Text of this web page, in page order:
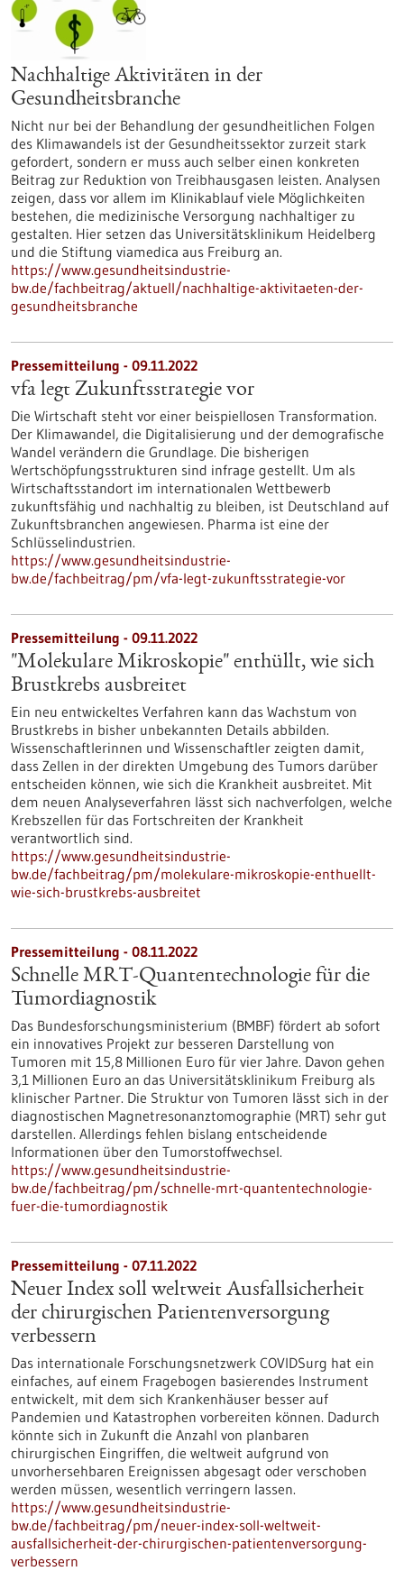
Nachhaltige Aktivitäten in der
Gesundheitsbranche
Nicht nur bei der Behandlung der gesundheitlichen Folgen
des Klimawandels ist der Gesundheitssektor zurzeit stark
gefordert, sondern er muss auch selber einen konkreten
Beitrag zur Reduktion von Treibhausgasen leisten. Analysen
zeigen, dass vor allem im Klinikablauf viele Möglichkeiten
bestehen, die medizinische Versorgung nachhaltiger zu
gestalten. Hier setzen das Universitätsklinikum Heidelberg
und die Stiftung viamedica aus Freiburg an.
https://www.gesundheitsindustrie-
bw.de/fachbeitrag/aktuell/nachhaltige-aktivitaeten-der-
gesundheitsbranche
Pressemitteilung - 09.11.2022
vfa legt Zukunftsstrategie vor
Die Wirtschaft steht vor einer beispiellosen Transformation.
Der Klimawandel, die Digitalisierung und der demografische
Wandel verändern die Grundlage. Die bisherigen
Wertschöpfungsstrukturen sind infrage gestellt. Um als
Wirtschaftsstandort im internationalen Wettbewerb
zukunftsfähig und nachhaltig zu bleiben, ist Deutschland auf
Zukunftsbranchen angewiesen. Pharma ist eine der
Schlüsselindustrien.
https://www.gesundheitsindustrie-
bw.de/fachbeitrag/pm/vfa-legt-zukunftsstrategie-vor
Pressemitteilung - 09.11.2022
"Molekulare Mikroskopie" enthüllt, wie sich
Brustkrebs ausbreitet
Ein neu entwickeltes Verfahren kann das Wachstum von
Brustkrebs in bisher unbekannten Details abbilden.
Wissenschaftlerinnen und Wissenschaftler zeigten damit,
dass Zellen in der direkten Umgebung des Tumors darüber
entscheiden können, wie sich die Krankheit ausbreitet. Mit
dem neuen Analyseverfahren lässt sich nachverfolgen, welche
Krebszellen für das Fortschreiten der Krankheit
verantwortlich sind.
https://www.gesundheitsindustrie-
bw.de/fachbeitrag/pm/molekulare-mikroskopie-enthuellt-
wie-sich-brustkrebs-ausbreitet
Pressemitteilung - 08.11.2022
Schnelle MRT-Quantentechnologie für die
Tumordiagnostik
Das Bundesforschungsministerium (BMBF) fördert ab sofort
ein innovatives Projekt zur besseren Darstellung von
Tumoren mit 15,8 Millionen Euro für vier Jahre. Davon gehen
3,1 Millionen Euro an das Universitätsklinikum Freiburg als
klinischer Partner. Die Struktur von Tumoren lässt sich in der
diagnostischen Magnetresonanztomographie (MRT) sehr gut
darstellen. Allerdings fehlen bislang entscheidende
Informationen über den Tumorstoffwechsel.
https://www.gesundheitsindustrie-
bw.de/fachbeitrag/pm/schnelle-mrt-quantentechnologie-
fuer-die-tumordiagnostik
Pressemitteilung - 07.11.2022
Neuer Index soll weltweit Ausfallsicherheit
der chirurgischen Patientenversorgung
verbessern
Das internationale Forschungsnetzwerk COVIDSurg hat ein
einfaches, auf einem Fragebogen basierendes Instrument
entwickelt, mit dem sich Krankenhäuser besser auf
Pandemien und Katastrophen vorbereiten können. Dadurch
könnte sich in Zukunft die Anzahl von planbaren
chirurgischen Eingriffen, die weltweit aufgrund von
unvorhersehbaren Ereignissen abgesagt oder verschoben
werden müssen, wesentlich verringern lassen.
https://www.gesundheitsindustrie-
bw.de/fachbeitrag/pm/neuer-index-soll-weltweit-
ausfallsicherheit-der-chirurgischen-patientenversorgung-
verbessern